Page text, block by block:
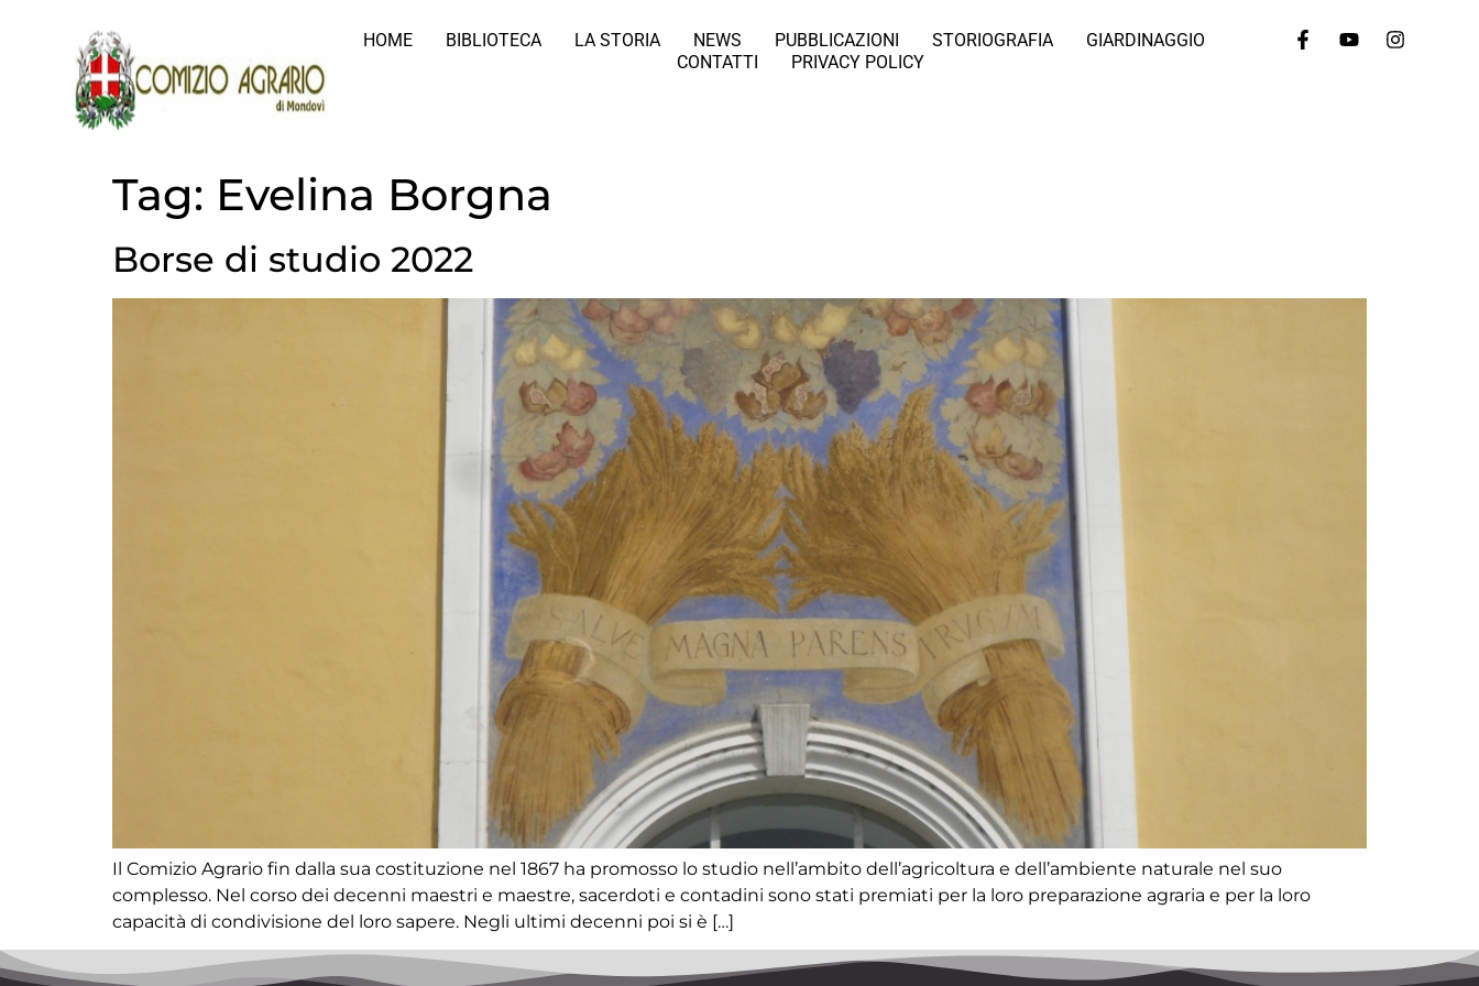
HOME BIBLIOTECA LA STORIA NEWS PUBBLICAZIONI STORIOGRAFIA
GIARDINAGGIO
CONTATTI
PRIVACY POLICY
Tag: Evelina Borgna
Borse di studio 2022
Il Comizio Agrario fin dalla sua costituzione nel 1867 ha promosso lo studio nell’ambito dell’agricoltura e dell’ambiente naturale nel suo
complesso. Nel corso dei decenni maestri e maestre, sacerdoti e contadini sono stati premiati per la loro preparazione agraria e per la loro
capacità di condivisione del loro sapere. Negli ultimi decenni poi si è […]